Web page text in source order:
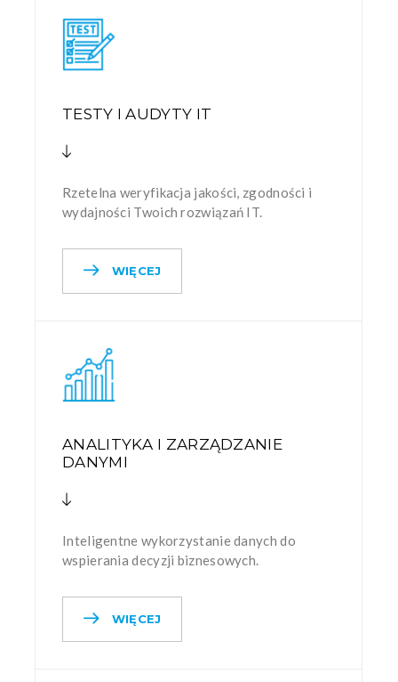
TESTY I AUDYTY IT
Rzetelna weryfikacja jakości, zgodności i
wydajności Twoich rozwiązań IT.
WIĘCEJ
ANALITYKA I ZARZĄDZANIE
DANYMI
Inteligentne wykorzystanie danych do
wspierania decyzji biznesowych.
WIĘCEJ